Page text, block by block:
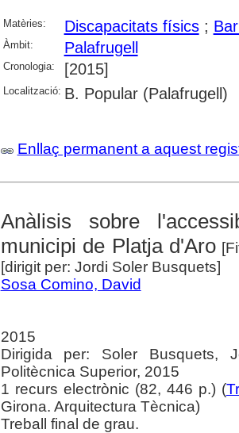
Matèries: Discapacitats físics;
Àmbit: Palafrugell
Cronologia: [2015]
Localització: B. Popular (Palafrugell)
Enllaç permanent a aquest
Anàlisis sobre
municipi de Platja d'Aro
[dirigit per: Jordi Soler Busquets]
Sosa Comino, David
2015
Dirigida per: Soler Busquets,
Politècnica Superior, 2015
1 recurs electrònic (82, 446 p.) (
Girona. Arquitectura Tècnica)
Treball final de grau.